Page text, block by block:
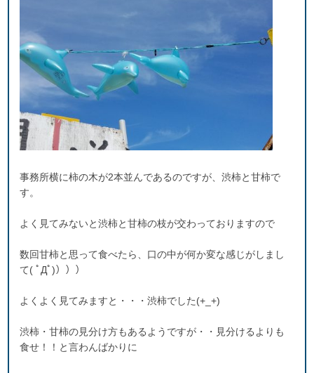
事務所横に柿の木が2本並んであるのですが、渋柿と甘柿で
す。
よく見てみないと渋柿と甘柿の枝が交わっておりますので
数回甘柿と思って食べたら、口の中が何か変な感じがしまし
て( ﾟДﾟ)）））
よくよく見てみますと・・・渋柿でした(+_+)
渋柿・甘柿の見分け方もあるようですが・・見分けるよりも
食せ！！と言わんばかりに